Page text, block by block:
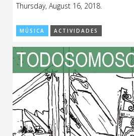
Thursday, August 16, 2018.
MÚSICA ACTIVIDADES